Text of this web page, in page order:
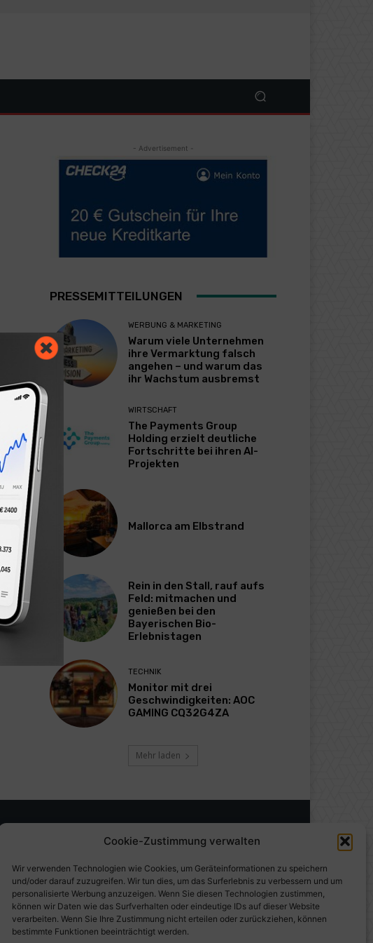
Cookie-Zustimmung verwalten
Wir verwenden Technologien wie Cookies, um Geräteinformationen zu speichern
und/oder darauf zuzugreifen. Wir tun dies, um das Surferlebnis zu verbessern und um
personalisierte Werbung anzuzeigen. Wenn Sie diesen Technologien zustimmen,
können wir Daten wie das Surfverhalten oder eindeutige IDs auf dieser Website
verarbeiten. Wenn Sie Ihre Zustimmung nicht erteilen oder zurückziehen, können
bestimmte Funktionen beeinträchtigt werden.
- Advertisement -
PRESSEMITTEILUNGEN
WERBUNG & MARKETING
Warum viele Unternehmen
ihre Vermarktung falsch
angehen – und warum das
ihr Wachstum ausbremst
WIRTSCHAFT
The Payments Group
Holding erzielt deutliche
Fortschritte bei ihren AI-
Projekten
Mallorca am Elbstrand
Rein in den Stall, rauf aufs
Feld: mitmachen und
genießen bei den
Bayerischen Bio-
Erlebnistagen
TECHNIK
Monitor mit drei
Geschwindigkeiten: AOC
GAMING CQ32G4ZA
Mehr laden
auf PresseWorld